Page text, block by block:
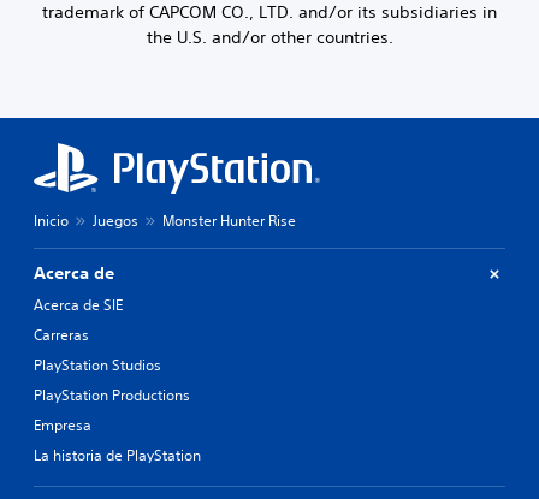
trademark of CAPCOM CO., LTD. and/or its subsidiaries in
the U.S. and/or other countries.
Inicio Juegos Monster Hunter Rise
Acerca de
Acerca de SIE
Carreras
PlayStation Studios
PlayStation Productions
Empresa
La historia de PlayStation